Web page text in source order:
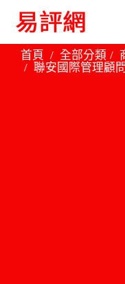
首頁 全部分類
聯安國際管理顧